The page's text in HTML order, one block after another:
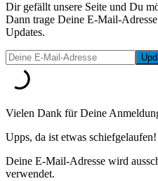
Dir gefällt unsere Seite und Du
Dann trage Deine E-Mail-
Updates.
Vielen Dank für Deine
Upps, da ist etwas schiefgelaufen!
Deine E-Mail-Adresse wird
verwendet.